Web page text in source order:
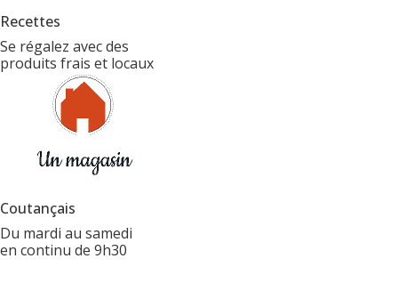
Recettes
Se régalez avec des
produits frais et locaux
Coutançais
Du mardi au samedi
en continu de 9h30